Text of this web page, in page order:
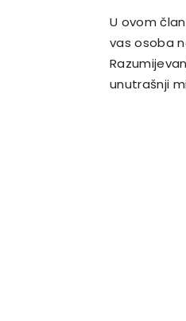
U ovom
vas osoba
unutrašnji